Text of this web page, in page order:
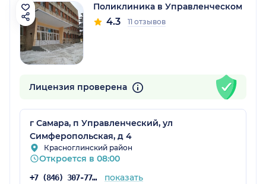
Поликлиника в Управленческом
4.3 11 отзывов
Лицензия проверена
г Самара, п Управленческий, ул
Симферопольская, д 4
Красноглинский район
Откроется в 08:00
+7 (846) 307-77-17 показать